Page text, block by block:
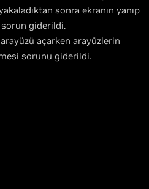
sonra ekranın yanıp
giderildi.
açarken arayüzlerin
sorunu giderildi.